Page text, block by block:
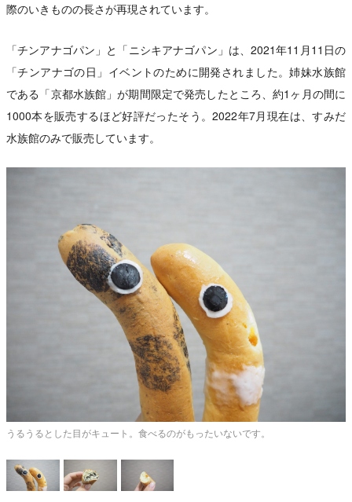
際のいきものの長さが再現されています。
「チンアナゴパン」と「ニシキアナゴパン」は、2021年11月11日の
「チンアナゴの日」イベントのために開発されました。姉妹水族館
である「京都水族館」が期間限定で発売したところ、約1ヶ月の間に
1000本を販売するほど好評だったそう。2022年7月現在は、すみだ
水族館のみで販売しています。
うるうるとした目がキュート。食べるのがもったいないです。